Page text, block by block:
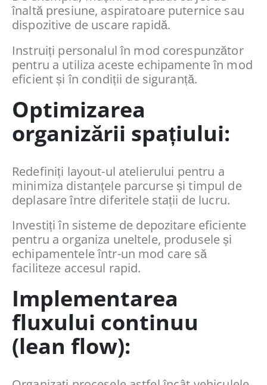
înaltă presiune, aspiratoare puternice sau
dispozitive de uscare rapidă.
Instruiți personalul în mod corespunzător
pentru a utiliza aceste echipamente în mod
eficient și în condiții de siguranță.
Optimizarea
organizării spațiului:
Redefiniți layout-ul atelierului pentru a
minimiza distanțele parcurse și timpul de
deplasare între diferitele stații de lucru.
Investiți în sisteme de depozitare eficiente
pentru a organiza uneltele, produsele și
echipamentele într-un mod care să
faciliteze accesul rapid.
Implementarea
fluxului continuu
(lean flow):